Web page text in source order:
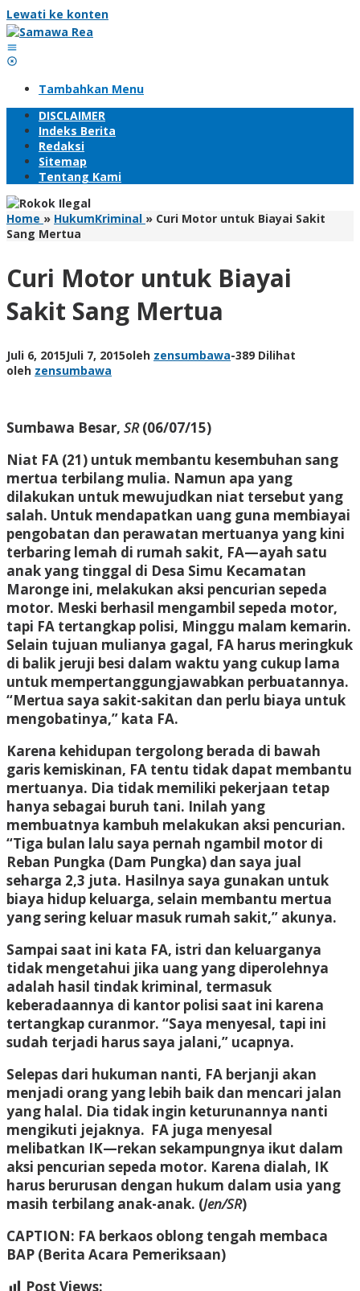
Lewati ke konten
Tambahkan Menu
DISCLAIMER
Indeks Berita
Redaksi
Sitemap
Tentang Kami
Home » HukumKriminal » Curi Motor untuk Biayai Sakit
Sang Mertua
Curi Motor untuk Biayai
Sakit Sang Mertua
Juli 6, 2015Juli 7, 2015oleh zensumbawa-389 Dilihat
oleh zensumbawa
Sumbawa Besar, SR(06/07/15)
Niat FA (21) untuk membantu kesembuhan sang
mertua terbilang mulia. Namun apa yang
dilakukan untuk mewujudkan niat tersebut yang
salah. Untuk mendapatkan uang guna membiayai
pengobatan dan perawatan mertuanya yang kini
terbaring lemah di rumah sakit, FA—ayah satu
anak yang tinggal di Desa Simu Kecamatan
Maronge ini, melakukan aksi pencurian sepeda
motor. Meski berhasil mengambil sepeda motor,
tapi FA tertangkap polisi, Minggu malam kemarin.
Selain tujuan mulianya gagal, FA harus meringkuk
di balik jeruji besi dalam waktu yang cukup lama
untuk mempertanggungjawabkan perbuatannya.
“Mertua saya sakit-sakitan dan perlu biaya untuk
mengobatinya,” kata FA.
Karena kehidupan tergolong berada di bawah
garis kemiskinan, FA tentu tidak dapat membantu
mertuanya. Dia tidak memiliki pekerjaan tetap
hanya sebagai buruh tani. Inilah yang
membuatnya kambuh melakukan aksi pencurian.
“Tiga bulan lalu saya pernah ngambil motor di
Reban Pungka (Dam Pungka) dan saya jual
seharga 2,3 juta. Hasilnya saya gunakan untuk
biaya hidup keluarga, selain membantu mertua
yang sering keluar masuk rumah sakit,” akunya.
Sampai saat ini kata FA, istri dan keluarganya
tidak mengetahui jika uang yang diperolehnya
adalah hasil tindak kriminal, termasuk
keberadaannya di kantor polisi saat ini karena
tertangkap curanmor. “Saya menyesal, tapi ini
sudah terjadi harus saya jalani,” ucapnya.
Selepas dari hukuman nanti, FA berjanji akan
menjadi orang yang lebih baik dan mencari jalan
yang halal. Dia tidak ingin keturunannya nanti
mengikuti jejaknya. FA juga menyesal
melibatkan IK—rekan sekampungnya ikut dalam
aksi pencurian sepeda motor. Karena dialah, IK
harus berurusan dengan hukum dalam usia yang
masih terbilang anak-anak. (Jen/SR)
CAPTION: FA berkaos oblong tengah membaca
BAP (Berita Acara Pemeriksaan)
Post Views: